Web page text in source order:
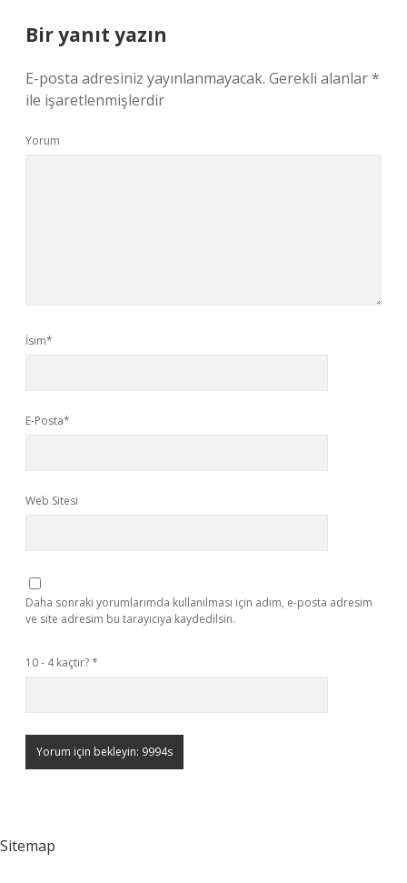
Bir yanıt yazın
E-posta adresiniz yayınlanmayacak. Gerekli alanlar*
ile işaretlenmişlerdir
Yorum
İsim*
E-Posta*
Web Sitesi
Daha sonraki yorumlarımda kullanılması için adım, e-posta adresim
ve site adresim bu tarayıcıya kaydedilsin.
10 - 4 kaçtır?*
Sitemap